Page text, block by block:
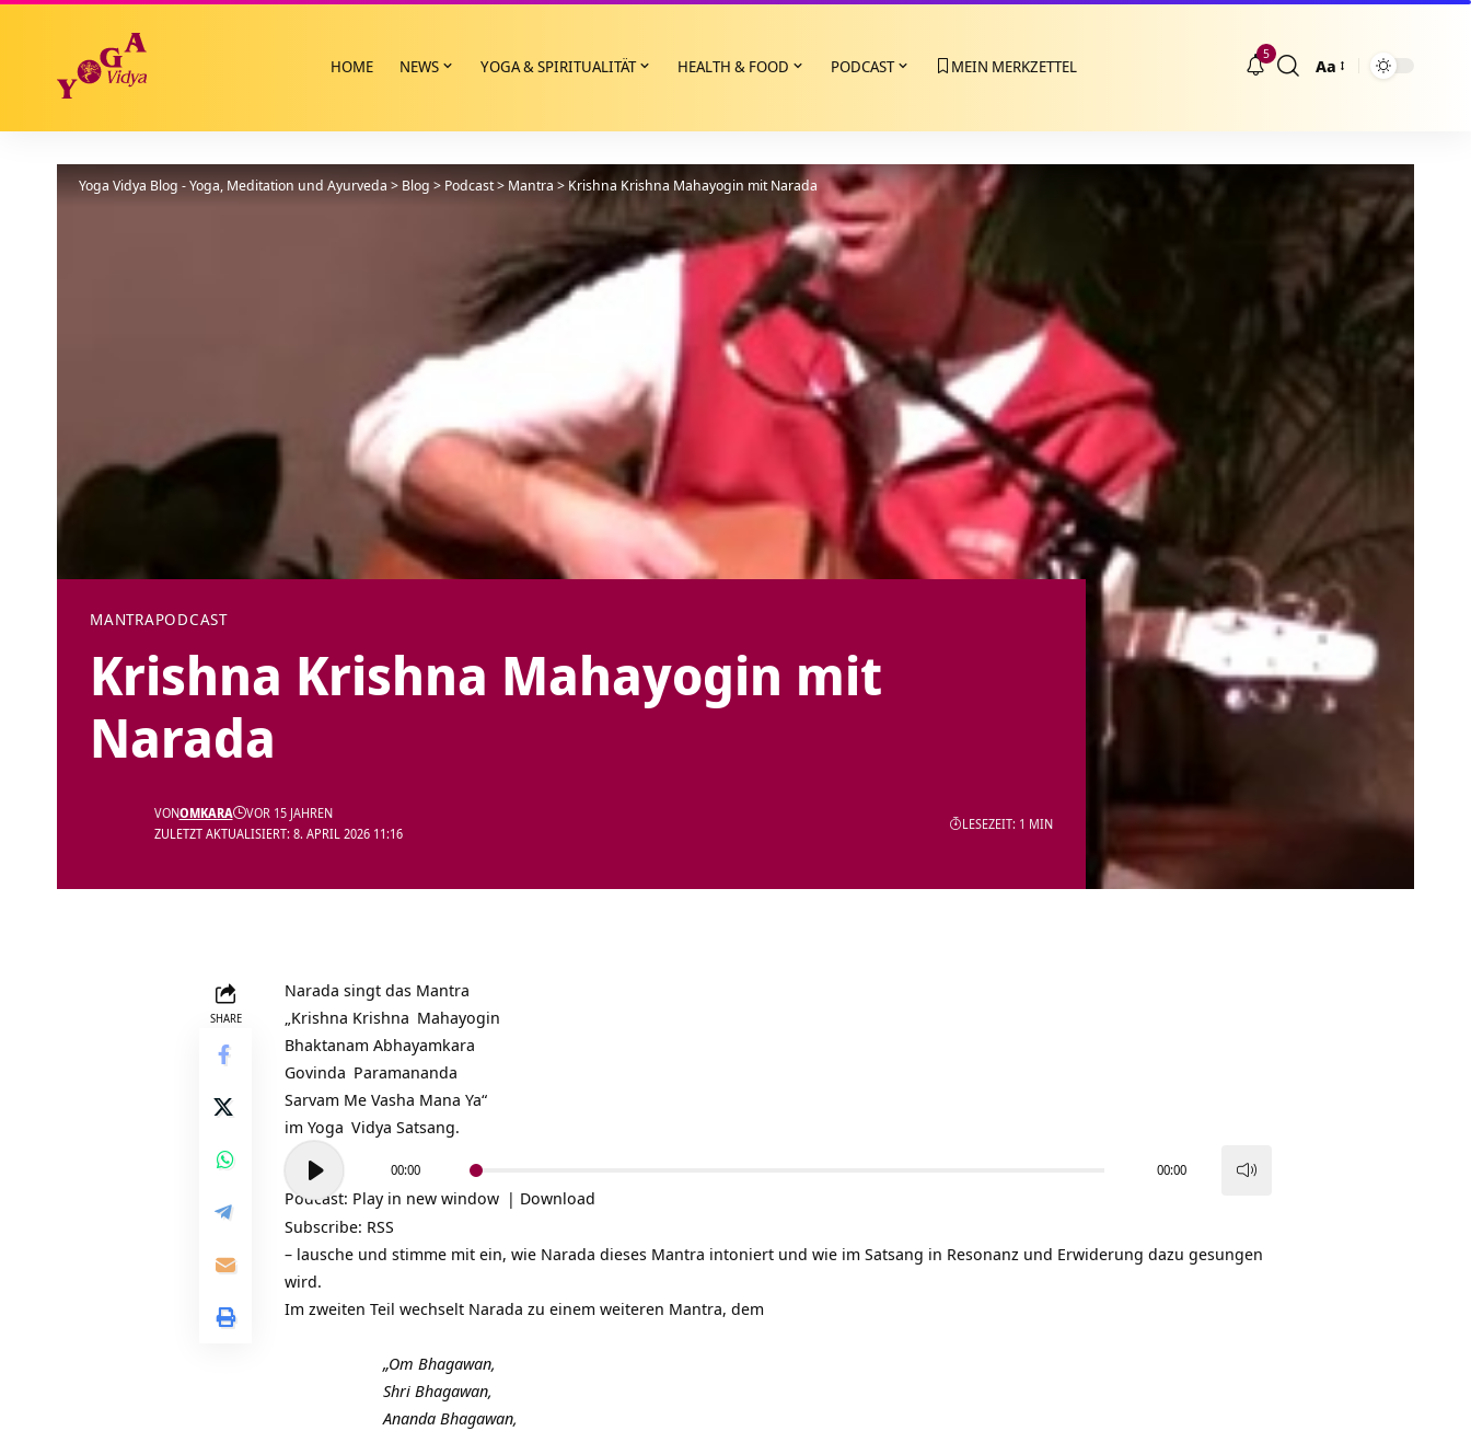
HOME NEWS YOGA & SPIRITUALITÄT HEALTH & FOOD PODCAST MEIN MERKZETTEL
5
Größenänderung
Aa
Yoga Vidya Blog - Yoga, Meditation und Ayurveda > Blog > Podcast> Mantra > Krishna Krishna Mahayogin mit Narada
MANTRAPODCAST
Krishna Krishna Mahayogin mit
Narada
ZULETZT AKTUALISIERT: 8. APRIL 2026 11:16
VONOMKARA VOR 15 JAHREN
LESEZEIT: 1 MIN
SHARE
Narada singt das Mantra
„Krishna Krishna Mahayogin
Bhaktanam Abhayamkara
Govinda Paramananda
Sarvam Me Vasha Mana Ya“
im Yoga Vidya Satsang.
Audio-
Player
00:00 00:00
Podcast: Play in new window | Download
Subscribe: RSS
– lausche und stimme mit ein, wie Narada dieses Mantra intoniert und wie im Satsang in Resonanz und Erwiderung dazu gesungen
wird.
Im zweiten Teil wechselt Narada zu einem weiteren Mantra, dem
„Om Bhagawan,
Shri Bhagawan,
Ananda Bhagawan,